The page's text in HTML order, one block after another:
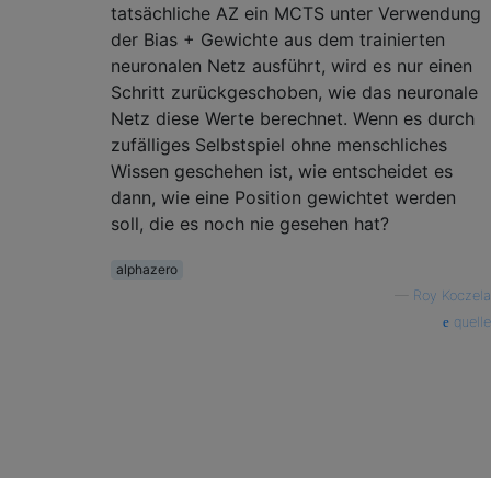
tatsächliche AZ ein MCTS unter Verwendung
der Bias + Gewichte aus dem trainierten
neuronalen Netz ausführt, wird es nur einen
Schritt zurückgeschoben, wie das neuronale
Netz diese Werte berechnet. Wenn es durch
zufälliges Selbstspiel ohne menschliches
Wissen geschehen ist, wie entscheidet es
dann, wie eine Position gewichtet werden
soll, die es noch nie gesehen hat?
alphazero
Roy Koczela
quelle